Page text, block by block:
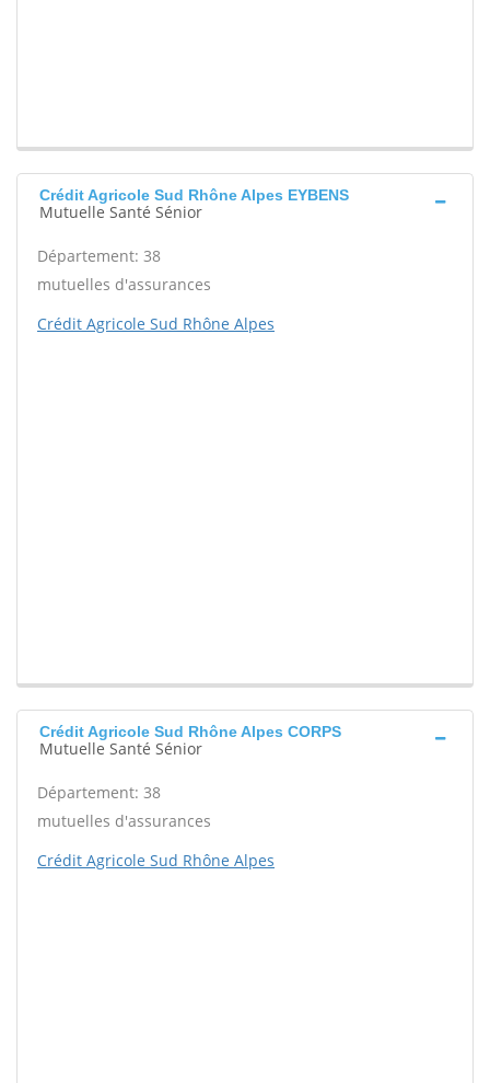
Crédit Agricole Sud Rhône Alpes EYBENS
Mutuelle Santé Sénior
Département: 38
mutuelles d'assurances
Crédit Agricole Sud Rhône Alpes
Crédit Agricole Sud Rhône Alpes CORPS
Mutuelle Santé Sénior
Département: 38
mutuelles d'assurances
Crédit Agricole Sud Rhône Alpes